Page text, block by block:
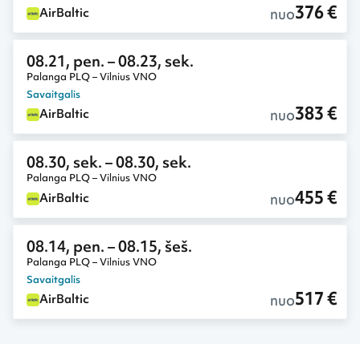
AirBaltic nuo376 €
08.21, pen.– 08.23, sek.
Palanga PLQ – Vilnius VNO
Savaitgalis
AirBaltic nuo383 €
08.30, sek.– 08.30, sek.
Palanga PLQ – Vilnius VNO
AirBaltic nuo455 €
08.14, pen.– 08.15, šeš.
Palanga PLQ – Vilnius VNO
Savaitgalis
AirBaltic nuo517 €